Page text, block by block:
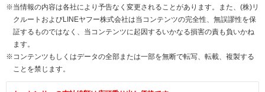
※当情報の内容は各社により予告なく変更されることがあります。また、(株)リ
クルートおよびLINEヤフー株式会社は当コンテンツの完全性、無誤謬性を保
証するものではなく、当コンテンツに起因するいかなる損害の責も負いかね
ます。
※コンテンツもしくはデータの全部または一部を無断で転写、転載、複製する
ことを禁じます。